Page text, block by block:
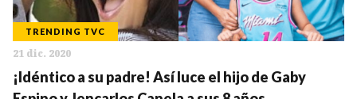
TRENDING TVC
21 dic. 2020
¡Idéntico a su padre! Así luce el hijo de Gaby